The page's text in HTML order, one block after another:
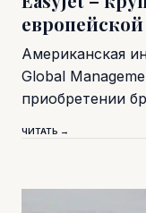
Американская
Global
приобретении
ЧИТАТЬ →